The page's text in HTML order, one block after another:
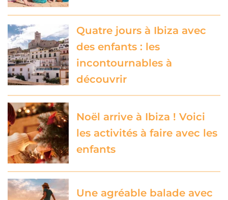
Quatre jours à Ibiza avec
des enfants : les
incontournables à
découvrir
Noël arrive à Ibiza ! Voici
les activités à faire avec les
enfants
Une agréable balade avec